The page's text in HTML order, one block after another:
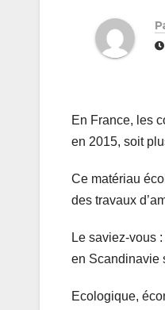
En France, les
en 2015, soit
Ce matériau
des travaux
Le saviez-vous
en Scandinavie
Ecologique,